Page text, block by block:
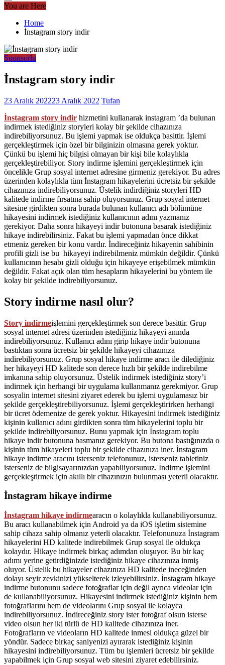
You are Here
Home
İnstagram story indir
Sponsorlu
İnstagram story indir
23 Aralık 202223 Aralık 2022 Tufan
İnstagram story indir hizmetini kullanarak instagram ’da bulunan
indirmek istediğiniz storyleri kolay bir şekilde cihazınıza
indirebiliyorsunuz. Bu işlemi yapmak ise oldukça basittir. İşlemi
gerçekleştirmek için özel bir bilginizin olmasına gerek yoktur.
Çünkü bu işlemi hiç bilgisi olmayan bir kişi bile kolaylıkla
gerçekleştirebiliyor. Story indirme işlemini gerçekleştirmek için
öncelikle Grup sosyal internet adresine girmeniz gerekiyor. Bu adres
üzerinden kolaylıkla tüm İnstagram hikayelerini ücretsiz bir şekilde
cihazınıza indirebiliyorsunuz. Üstelik indirdiğiniz storyleri HD
kalitede indirme fırsatına sahip oluyorsunuz. Grup sosyal internet
sitesine girdikten sonra burada bulunan kullanıcı adı bölümüne
hikayesini indirmek istediğiniz kullanıcının adını yazmanız
gerekiyor. Daha sonra hikayeyi indir butonuna basarak istediğiniz
hikaye indirebilirsiniz. Fakat bu işlemi yapmadan önce dikkat
etmeniz gereken bir konu vardır. İndireceğiniz hikayenin sahibinin
profili gizli ise bu hikayeyi indirebilmeniz mümkün değildir. Çünkü
kullanıcının hesabı gizli olduğu için hikayeye erişebilmek mümkün
değildir. Fakat açık olan tüm hesapların hikayelerini bu yöntem ile
kolay bir şekilde indirebiliyorsunuz.
Story indirme nasıl olur?
Story indirmeişlemini gerçekleştirmek son derece basittir. Grup
sosyal internet adresi üzerinden istediğiniz hikayeyi anında
indirebiliyorsunuz. Kullanıcı adını girip hikaye indir butonuna
bastıktan sonra ücretsiz bir şekilde hikayeyi cihazınıza
indirebiliyorsunuz. Grup sosyal hikaye indirme aracı ile dilediğiniz
her hikayeyi HD kalitede son derece hızlı bir şekilde indirebilme
imkanına sahip oluyorsunuz. Üstelik indirmek istediğiniz story’i
indirmek için herhangi bir uygulama kullanmanız gerekmiyor. Grup
sosyalin internet sitesini ziyaret ederek bu işlemi uygulamasız bir
şekilde gerçekleştirebiliyorsunuz. İşlemi gerçekleştirirken herhangi
bir ücret ödemenize de gerek yoktur. Hikayesini indirmek istediğiniz
kişinin kullanıcı adını girdikten sonra tüm hikayelerini toplu bir
şekilde indirebiliyorsunuz. Bunu yapmak için İnstagram toplu
hikaye indir butonuna basmanız gerekiyor. Bu butona bastığınızda o
kişinin tüm hikayeleri toplu bir şekilde cihazınıza iner. İnstagram
hikaye indirme aracını isterseniz telefonunuz, isterseniz tabletiniz
isterseniz de bilgisayarınızdan yapabiliyorsunuz. İndirme işlemini
gerçekleştirmek için akıllı bir cihazınızın bulunması yeterli olacaktır.
İnstagram hikaye indirme
İnstagram hikaye indirmearacın o kolaylıkla kullanabiliyorsunuz.
Bu aracı kullanabilmek için Android ya da iOS işletim sistemine
sahip cihaza sahip olmanız yeterli olacaktır. Telefonunuza İnstagram
hikayelerini HD kalitede indirebilmek Grup sosyal ile oldukça
kolaydır. Hikaye indirmek birkaç adımdan oluşuyor. Bu bir kaç
adımı yerine getirdiğinizde istediğiniz hikaye cihazınıza inmiş
oluyor. Üstelik bu hikayeler cihazınıza HD kalitede ineceğinden
dolayı seyir zevkinizi yükselterek izleyebilirsiniz. İnstagram hikaye
indirme butonunu sadece fotoğraflar için değil ayrıca videolar için
de kullanabiliyorsunuz. Hikayesini indirmek istediğiniz kişinin hem
fotoğraflarını hem de videolarını Grup sosyal ile kolayca
indirebiliyorsunuz. İndireceğiniz story ister fotoğraf olsun isterse
video olsun her iki türlü de HD kalitede cihazınıza iner.
Fotoğrafların ve videoların HD kalitede inmesi oldukça güzel bir
yöndür. Sadece birkaç saniyenizi ayırarak istediğiniz kişinin
hikayesini indirebiliyorsunuz. Tüm bu işlemleri ücretsiz bir şekilde
yapabilmek için Grup sosyal web sitesini ziyaret edebilirsiniz.